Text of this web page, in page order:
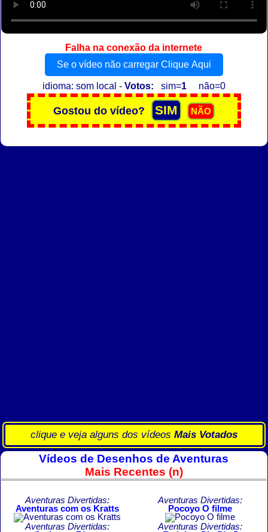
Falha na conexão da internete
Se o vídeo não carregar Clique Aqui
idioma: som local - Votos: sim=1não=0
clique e veja alguns dos vídeos Mais Votados
Vídeos de Desenhos de Aventuras
Mais Recentes (n)
Aventuras Divertidas:
Aventuras com os Kratts
Aventuras Divertidas:
Pocoyo O filme
Aventuras Divertidas:
Aventuras Divertidas: